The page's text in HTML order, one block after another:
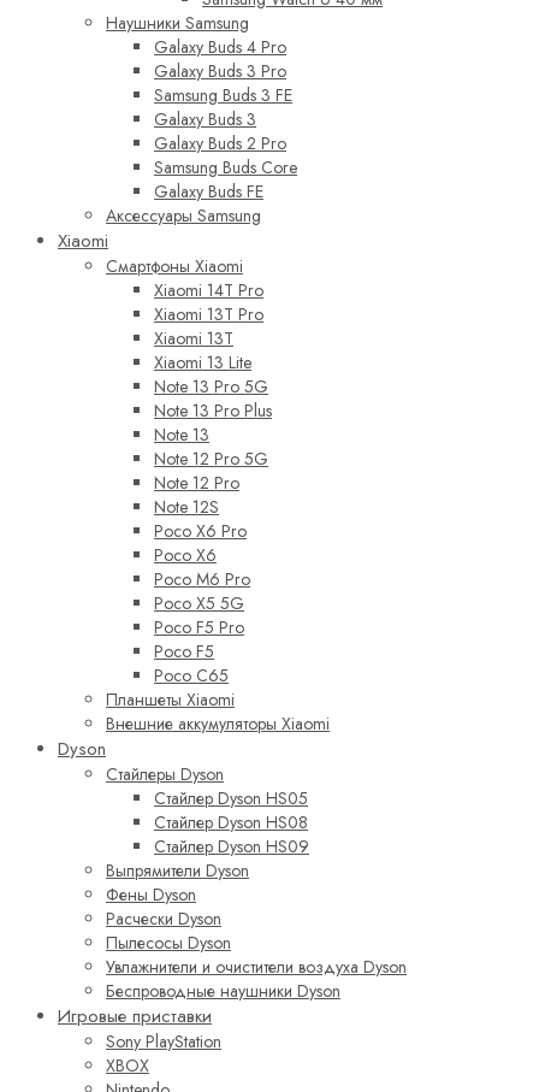
Наушники Samsung
Galaxy Buds 4 Pro
Galaxy Buds 3 Pro
Samsung Buds 3 FE
Galaxy Buds 3
Galaxy Buds 2 Pro
Samsung Buds Core
Galaxy Buds FE
Аксессуары Samsung
Xiaomi
Смартфоны Xiaomi
Xiaomi 14T Pro
Xiaomi 13T Pro
Xiaomi 13T
Xiaomi 13 Lite
Note 13 Pro 5G
Note 13 Pro Plus
Note 13
Note 12 Pro 5G
Note 12 Pro
Note 12S
Poco X6 Pro
Poco X6
Poco M6 Pro
Poco X5 5G
Poco F5 Pro
Poco F5
Poco C65
Планшеты Xiaomi
Внешние аккумуляторы Xiaomi
Dyson
Стайлеры Dyson
Стайлер Dyson HS05
Стайлер Dyson HS08
Стайлер Dyson HS09
Выпрямители Dyson
Фены Dyson
Расчески Dyson
Пылесосы Dyson
Увлажнители и очистители воздуха Dyson
Беспроводные наушники Dyson
Игровые приставки
Sony PlayStation
XBOX